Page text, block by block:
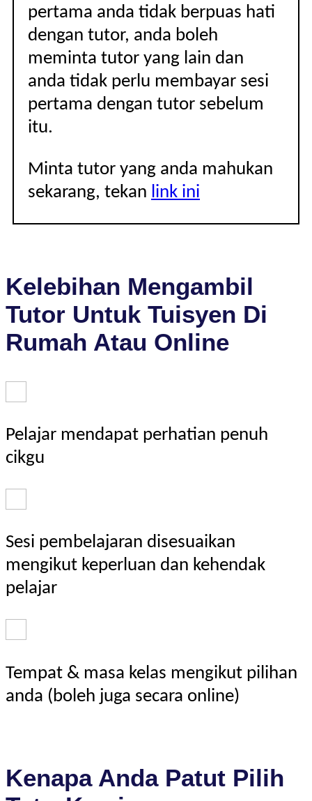
pertama anda tidak berpuas hati
dengan tutor, anda boleh
meminta tutor yang lain dan
anda tidak perlu membayar sesi
pertama dengan tutor sebelum
itu.
Minta tutor yang anda mahukan
sekarang, tekan link ini
Kelebihan Mengambil
Tutor Untuk Tuisyen Di
Rumah Atau Online
Pelajar mendapat perhatian penuh
cikgu
Sesi pembelajaran disesuaikan
mengikut keperluan dan kehendak
pelajar
Tempat & masa kelas mengikut pilihan
anda (boleh juga secara online)
Kenapa Anda Patut Pilih